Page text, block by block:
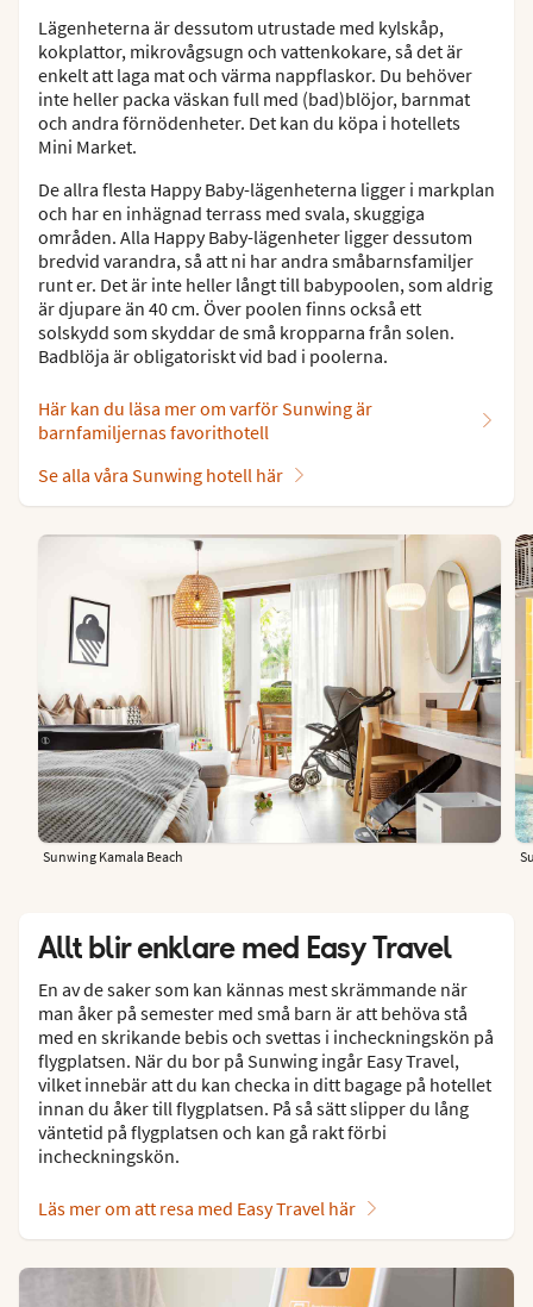
Lägenheterna är dessutom utrustade med kylskåp,
kokplattor, mikrovågsugn och vattenkokare, så det är
enkelt att laga mat och värma nappflaskor. Du behöver
inte heller packa väskan full med (bad)blöjor, barnmat
och andra förnödenheter. Det kan du köpa i hotellets
Mini Market.
De allra flesta Happy Baby-lägenheterna ligger i markplan
och har en inhägnad terrass med svala, skuggiga
områden. Alla Happy Baby-lägenheter ligger dessutom
bredvid varandra, så att ni har andra småbarnsfamiljer
runt er. Det är inte heller långt till babypoolen, som aldrig
är djupare än 40 cm. Över poolen finns också ett
solskydd som skyddar de små kropparna från solen.
Badblöja är obligatoriskt vid bad i poolerna.
Här kan du läsa mer om varför Sunwing är
barnfamiljernas favorithotell
Se alla våra Sunwing hotell här
Sunwing Kamala Beach
Allt blir enklare med Easy Travel
En av de saker som kan kännas mest skrämmande när
man åker på semester med små barn är att behöva stå
med en skrikande bebis och svettas i incheckningskön på
flygplatsen. När du bor på Sunwing ingår Easy Travel,
vilket innebär att du kan checka in ditt bagage på hotellet
innan du åker till flygplatsen. På så sätt slipper du lång
väntetid på flygplatsen och kan gå rakt förbi
incheckningskön.
Läs mer om att resa med Easy Travel här